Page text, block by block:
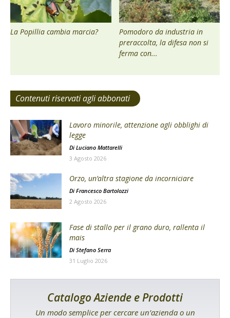
La Popillia cambia marcia?
Pomodoro da industria in
preraccolta, la difesa non si
ferma con...
Contenuti riservati agli abbonati
Lavoro minorile, attenzione agli obblighi di
legge
Di Luciano Mattarelli
3 Agosto 2026
Orzo, un’altra stagione da incorniciare
Di Francesco Bartolozzi
2 Agosto 2026
Fase di stallo per il grano duro, rallenta il
mais
Di Stefano Serra
31 Luglio 2026
Catalogo Aziende e Prodotti
Un modo semplice per cercare un’azienda o un